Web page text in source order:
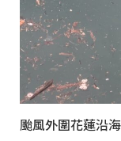
颱風外圍花蓮沿